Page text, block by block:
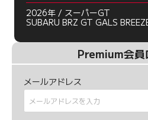
2026年 / スーパーGT
SUBARU BRZ GT GALS
Premium会員
メールアドレス